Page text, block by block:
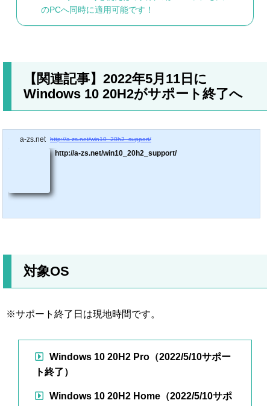
のPCへ同時に適用可能です！
【関連記事】2022年5月11日に
Windows 10 20H2がサポート終了へ
a-zs.net http://a-zs.net/win10_20h2_support/
http://a-zs.net/win10_20h2_support/
対象OS
※サポート終了日は現地時間です。
Windows 10 20H2 Pro（2022/5/10サポー
ト終了）
Windows 10 20H2 Home（2022/5/10サポ